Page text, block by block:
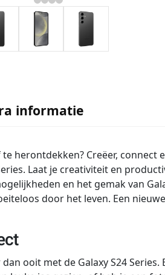
informatie
herontdekken? Creëer, connect
Laat je creativiteit en
en het gemak van
door het leven. Een
ooit met de Galaxy S24 Series.